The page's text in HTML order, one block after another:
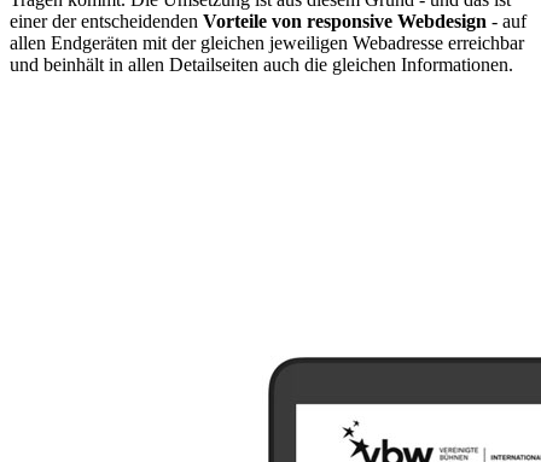
einer der entscheidenden Vorteile von responsive Webdesign - auf
allen Endgeräten mit der gleichen jeweiligen Webadresse erreichbar
und beinhält in allen Detailseiten auch die gleichen Informationen.